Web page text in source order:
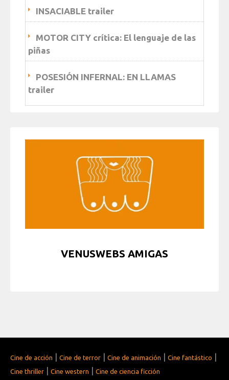
INSACIABLE trailer
MOTOR CITY crítica: El lenguaje de las
piñas
POSESIÓN INFERNAL: EN LLAMAS
trailer
VENUSWEBS AMIGAS
Cine de acción | Cine de terror | Cine de animación | Cine fantástico |
Cine thriller | Cine western | Cine de ciencia ficción